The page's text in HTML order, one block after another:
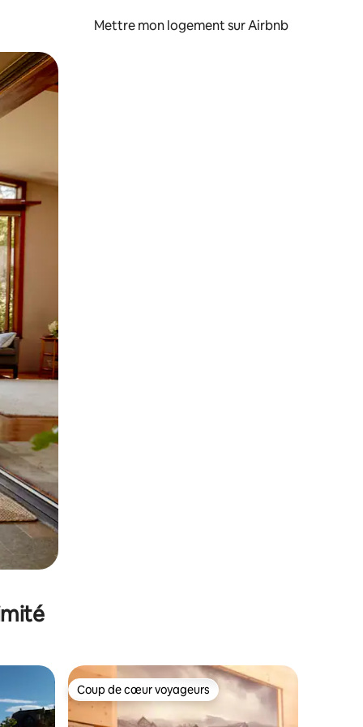
Mettre mon logement sur Airbnb
glisser.
Coup de cœur voyageurs
Coup de cœur voyageurs